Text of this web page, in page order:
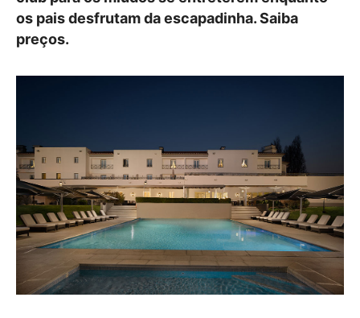
os pais desfrutam da escapadinha. Saiba
preços.